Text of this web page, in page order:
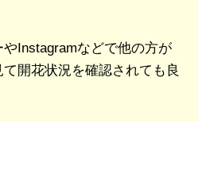
Instagramなどで他の方が
開花状況を確認されても良